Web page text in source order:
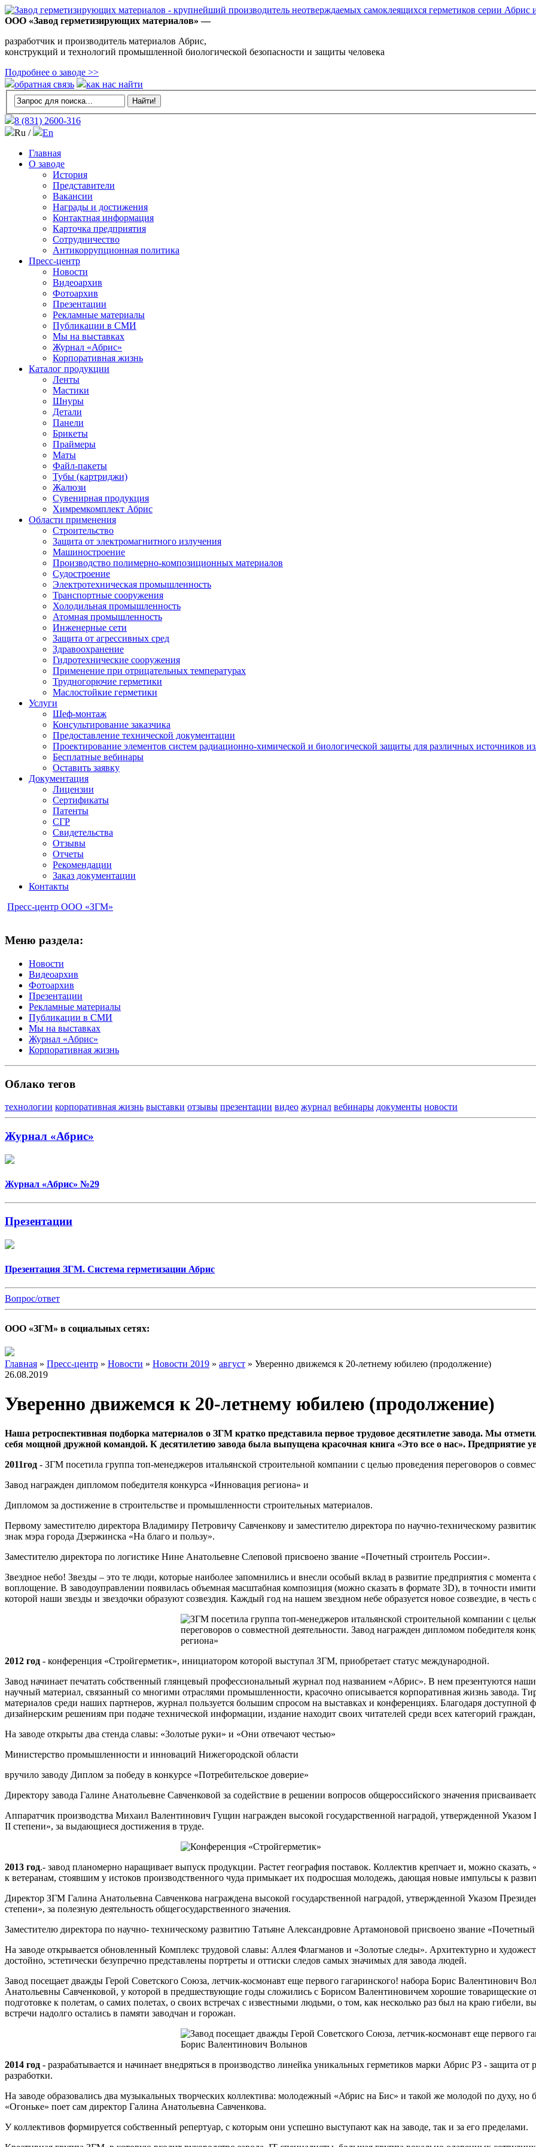
ООО «Завод герметизирующих материалов» —
разработчик и производитель материалов Абрис,
конструкций и технологий промышленной биологической безопасности и защиты человека
Подробнее о заводе >>
обратная связь
как нас найти
8 (831) 2600-316
Ru /
En
Главная
О заводе
История
Представители
Вакансии
Награды и достижения
Контактная информация
Карточка предприятия
Сотрудничество
Антикоррупционная политика
Пресс-центр
Новости
Видеоархив
Фотоархив
Презентации
Рекламные материалы
Публикации в СМИ
Мы на выставках
Журнал «Абрис»
Корпоративная жизнь
Каталог продукции
Ленты
Мастики
Шнуры
Детали
Панели
Брикеты
Праймеры
Маты
Файл-пакеты
Тубы (картриджи)
Жалюзи
Сувенирная продукция
Химремкомплект Абрис
Области применения
Строительство
Защита от электромагнитного излучения
Машиностроение
Производство полимерно-композиционных материалов
Судостроение
Электротехническая промышленность
Транспортные сооружения
Холодильная промышленность
Атомная промышленность
Инженерные сети
Защита от агрессивных сред
Здравоохранение
Гидротехнические сооружения
Применение при отрицательных температурах
Трудногорючие герметики
Маслостойкие герметики
Услуги
Шеф-монтаж
Консультирование заказчика
Предоставление технической документации
Проектирование элементов систем радиационно-химической и биологической защиты для различных источников
Бесплатные вебинары
Оставить заявку
Документация
Лицензии
Сертификаты
Патенты
СГР
Свидетельства
Отзывы
Отчеты
Рекомендации
Заказ документации
Контакты
Пресс-центр ООО «ЗГМ»
Меню раздела:
Новости
Видеоархив
Фотоархив
Презентации
Рекламные материалы
Публикации в СМИ
Мы на выставках
Журнал «Абрис»
Корпоративная жизнь
Облако тегов
технологии корпоративная жизнь выставки отзывы презентации видео журнал вебинары документы новости
Журнал «Абрис»
Журнал «Абрис» №29
Презентации
Презентация ЗГМ. Система герметизации Абрис
Вопрос/ответ
ООО «ЗГМ» в социальных сетях:
Главная » Пресс-центр » Новости » Новости 2019 » август » Уверенно движемся к 20-летнему юбилею (продолжение)
26.08.2019
Уверенно движемся к 20-летнему юбилею (продолжение)
Наша ретроспективная подборка материалов о ЗГМ кратко представила первое трудовое десятилетие завода. Мы
себя мощной дружной командой. К десятилетию завода была выпущена красочная книга «Это все о нас». Предприятие
2011год - ЗГМ посетила группа топ-менеджеров итальянской строительной компании с целью проведения переговоров о
Завод награжден дипломом победителя конкурса «Инновация региона» и
Дипломом за достижение в строительстве и промышленности строительных материалов.
Первому заместителю директора Владимиру Петровичу Савченкову и заместителю директора по научно-техническому
знак мэра города Дзержинска «На благо и пользу».
Заместителю директора по логистике Нине Анатольевне Слеповой присвоено звание «Почетный строитель России».
Звездное небо! Звезды – это те люди, которые наиболее запомнились и внесли особый вклад в развитие предприятия с момента
воплощение. В заводоуправлении появилась объемная масштабная композиция (можно сказать в формате 3D), в точности
которой наши звезды и звездочки образуют созвездия. Каждый год на нашем звездном небе образуется новое созвездие, в честь
2012 год - конференция «Стройгерметик», инициатором которой выступал ЗГМ, приобретает статус международной.
Завод начинает печатать собственный глянцевый профессиональный журнал под названием «Абрис». В нем презентуются
научный материал, связанный со многими отраслями промышленности, красочно описывается корпоративная жизнь завода.
материалов среди наших партнеров, журнал пользуется большим спросом на выставках и конференциях. Благодаря
дизайнерским решениям при подаче технической информации, издание находит своих читателей среди всех категорий
На заводе открыты два стенда славы: «Золотые руки» и «Они отвечают честью»
Министерство промышленности и инноваций Нижегородской области
вручило заводу Диплом за победу в конкурсе «Потребительское доверие»
Директору завода Галине Анатольевне Савченковой за содействие в решении вопросов общероссийского значения
Аппаратчик производства Михаил Валентинович Гущин награжден высокой государственной наградой, утвержденной
II степени», за выдающиеся достижения в труде.
2013 год.- завод планомерно наращивает выпуск продукции. Растет география поставок. Коллектив крепчает и, можно
к ветеранам, стоявшим у истоков производственного чуда примыкает их подросшая молодежь, дающая новые импульсы к
Директор ЗГМ Галина Анатольевна Савченкова награждена высокой государственной наградой, утвержденной Указом
степени», за полезную деятельность общегосударственного значения.
Заместителю директора по научно- техническому развитию Татьяне Александровне Артамоновой присвоено звание «Почетный
На заводе открывается обновленный Комплекс трудовой славы: Аллея Флагманов и «Золотые следы». Архитектурно и
достойно, эстетически безупречно представлены портреты и оттиски следов самых значимых для завода людей.
Завод посещает дважды Герой Советского Союза, летчик-космонавт еще первого гагаринского! набора Борис
Анатольевны Савченковой, у которой в предшествующие годы сложились с Борисом Валентиновичем хорошие
подготовке к полетам, о самих полетах, о своих встречах с известными людьми, о том, как несколько раз был на краю
встречи надолго остались в памяти заводчан и горожан.
2014 год - разрабатывается и начинает внедряться в производство линейка уникальных герметиков марки Абрис РЗ - защита
разработки.
На заводе образовались два музыкальных творческих коллектива: молодежный «Абрис на Бис» и такой же молодой по духу,
«Огоньке» поет сам директор Галина Анатольевна Савченкова.
У коллективов формируется собственный репертуар, с которым они успешно выступают как на заводе, так и за его пределами.